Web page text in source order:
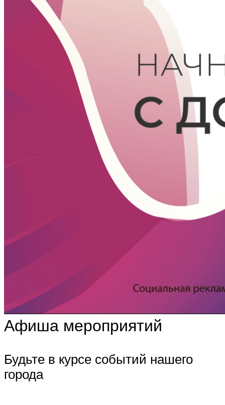
Афиша мероприятий
Будьте в курсе событий нашего
города